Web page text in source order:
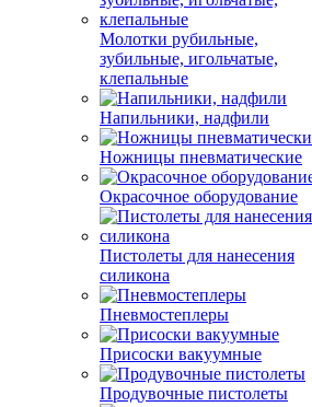
Молотки рубильные,
зубильные, игольчатые,
клепальные
Напильники, надфили
Ножницы пневматические
Окрасочное оборудование
Пистолеты для нанесения
силикона
Пневмостеплеры
Присоски вакуумные
Продувочные пистолеты